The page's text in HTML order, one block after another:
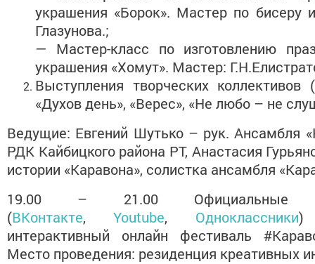
украшения «Борок». Мастер по бисеру
Глазунова.;
— Мастер-класс по изготовлению
украшения «Хомут». Мастер:
Выступления творческих коллективов
«Духов день», «Верес», «Не любо – не
Ведущие: Евгений Шутько – рук. Ансамбля
РДК Кайбицкого района РТ, Анастасия
истории «Каравона», солистка ансамбля
19.00 – 21.00 Официальные
(ВКонтакте,Youtube, Одноклассники)
интерактивный онлайн фестиваль
Место проведения: резиденция креативных